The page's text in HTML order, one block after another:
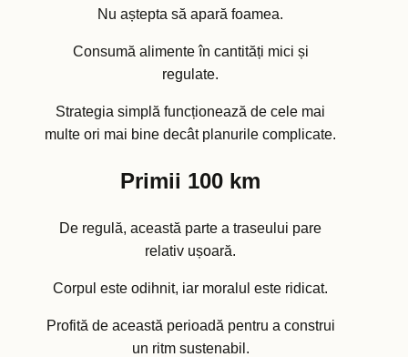
Nu aștepta să apară foamea.
Consumă alimente în cantități mici și
regulate.
Strategia simplă funcționează de cele mai
multe ori mai bine decât planurile complicate.
Primii 100 km
De regulă, această parte a traseului pare
relativ ușoară.
Corpul este odihnit, iar moralul este ridicat.
Profită de această perioadă pentru a construi
un ritm sustenabil.